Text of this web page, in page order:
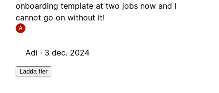
onboarding template at two jobs now and I
cannot go on without it!
A
Adi · 3 dec. 2024
Ladda fler